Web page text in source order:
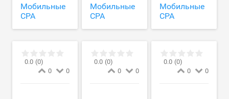
Мобильные
CPA
Мобильные
CPA
Мобильные
CPA
0.0 (0)
0
0
0.0 (0)
0
0
0.0 (0)
0
0